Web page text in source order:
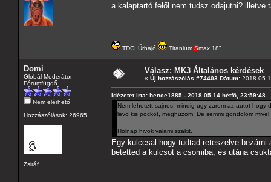
a kalaptartó felől nem tudsz odajutni?
TDCI Űrhajó Titanium Smax 18"
Domi
Globál Moderátor
Fórumfüggő
Nem elérhető
Hozzászólások: 26965
Zsiráf
Válasz: MK3 Általános kérdések
« Új hozzászólás #74403 Dátum:
Idézetet írta: bence1885 - 2018.05.14 hétfő, 23:59:48
Nem lehetett sajnos, mindig ugy zarom az autot hogy
levo kis pockot, meghuzom. De semmi gondolom
Holnap hivok valami szakit.
Egy kulccsal hogy tudtad reteszelve
betetted a kulcsot a csomiba, és utána